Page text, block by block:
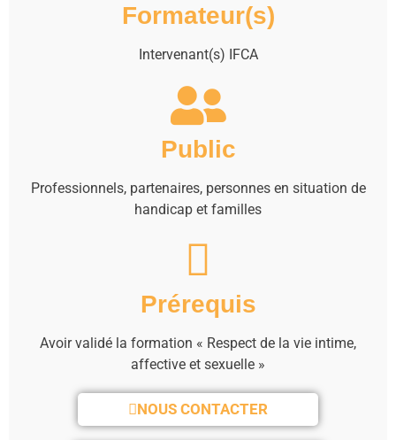
Formateur(s)
Intervenant(s) IFCA
Public
Professionnels, partenaires, personnes en situation de
handicap et familles
Prérequis
Avoir validé la formation « Respect de la vie intime,
affective et sexuelle »
NOUS CONTACTER